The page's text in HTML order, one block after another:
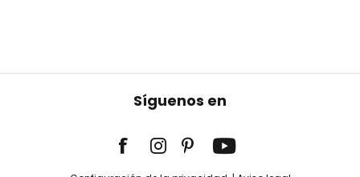
Síguenos en